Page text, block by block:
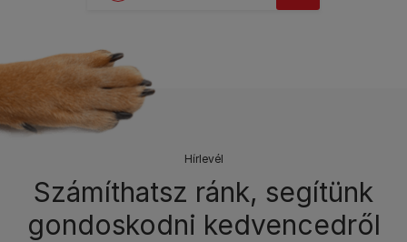
Hírlevél​
Számíthatsz ránk, segítünk
gondoskodni kedvencedről